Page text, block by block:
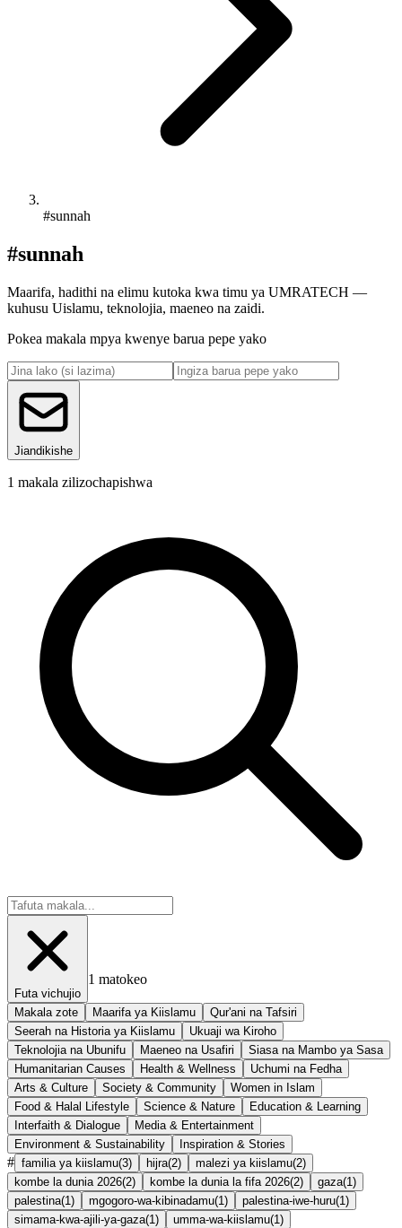
#sunnah
#sunnah
Maarifa, hadithi na elimu kutoka kwa timu ya UMRATECH —
kuhusu Uislamu, teknolojia, maeneo na zaidi.
Pokea makala mpya kwenye barua pepe yako
Jiandikishe
1 makala zilizochapishwa
Futa vichujio
1 matokeo
Makala zote Maarifa ya Kiislamu
Qur'ani na Tafsiri
Seerah na Historia ya Kiislamu
Ukuaji wa Kiroho
Teknolojia na Ubunifu
Maeneo na Usafiri
Siasa na Mambo ya Sasa
Humanitarian Causes
Health & Wellness
Uchumi na Fedha
Arts & Culture
Society & Community
Women in Islam
Food & Halal Lifestyle
Science & Nature
Education & Learning
Interfaith & Dialogue
Media & Entertainment
Environment & Sustainability
Inspiration & Stories
# familia ya kiislamu(3) hijra(2) malezi ya kiislamu(2)
kombe la dunia 2026(2) kombe la dunia la fifa 2026(2) gaza(1 )
palestina(1 ) mgogoro-wa-kibinadamu(1 ) palestina-iwe-huru(1 )
simama-kwa-ajili-ya-gaza(1 ) umma-wa-kiislamu(1 )